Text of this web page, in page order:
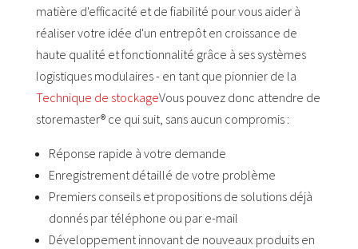
matière d'efficacité et de fiabilité pour vous aider à
réaliser votre idée d'un entrepôt en croissance de
haute qualité et fonctionnalité grâce à ses systèmes
logistiques modulaires - en tant que pionnier de la
Technique de stockageVous pouvez donc attendre de
storemaster® ce qui suit, sans aucun compromis :
Réponse rapide à votre demande
Enregistrement détaillé de votre problème
Premiers conseils et propositions de solutions déjà
donnés par téléphone ou par e-mail
Développement innovant de nouveaux produits en